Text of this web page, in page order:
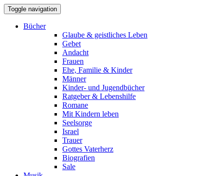
Toggle navigation
Bücher
Glaube & geistliches Leben
Gebet
Andacht
Frauen
Ehe, Familie & Kinder
Männer
Kinder- und Jugendbücher
Ratgeber & Lebenshilfe
Romane
Mit Kindern leben
Seelsorge
Israel
Trauer
Gottes Vaterherz
Biografien
Sale